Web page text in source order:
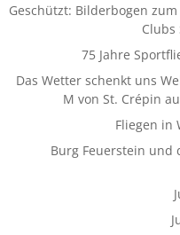
Geschützt: Bilderbogen
Clubs
75 Jahre
Das Wetter schenkt uns
M von St. Crépin
Fliegen in
Burg Feuerstein und